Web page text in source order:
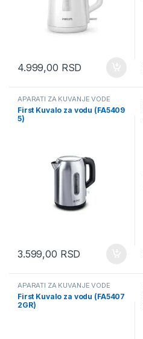
4.999,00 RSD
APARATI ZA KUVANJE VODE
First Kuvalo za vodu (FA5409
5)
3.599,00 RSD
APARATI ZA KUVANJE VODE
First Kuvalo za vodu (FA5407
2GR)